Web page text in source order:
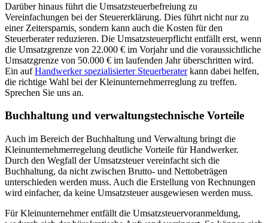
Darüber hinaus führt die Umsatzsteuerbefreiung zu
Vereinfachungen bei der Steuererklärung. Dies führt nicht nur zu
einer Zeitersparnis, sondern kann auch die Kosten für den
Steuerberater reduzieren. Die Umsatzsteuerpflicht entfällt erst, wenn
die Umsatzgrenze von 22.000 € im Vorjahr und die voraussichtliche
Umsatzgrenze von 50.000 € im laufenden Jahr überschritten wird.
Ein aufHandwerker spezialisierter Steuerberaterkann dabei helfen,
die richtige Wahl bei der Kleinunternehmerreglung zu treffen.
Sprechen Sie uns an.
Buchhaltung und verwaltungstechnische Vorteile
Auch im Bereich der Buchhaltung und Verwaltung bringt die
Kleinunternehmerregelung deutliche Vorteile für Handwerker.
Durch den Wegfall der Umsatzsteuer vereinfacht sich die
Buchhaltung, da nicht zwischen Brutto- und Nettobeträgen
unterschieden werden muss. Auch die Erstellung von Rechnungen
wird einfacher, da keine Umsatzsteuer ausgewiesen werden muss.
Für Kleinunternehmer entfällt die Umsatzsteuervoranmeldung,